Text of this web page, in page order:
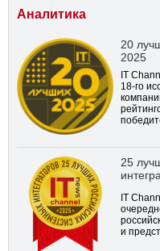
Аналитика
20
2025
IT
18-го
25
IT
и